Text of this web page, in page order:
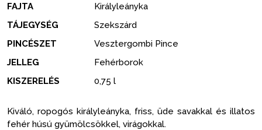
FAJTA
Királyleányka
TÁJEGYSÉG
Szekszárd
PINCÉSZET
Vesztergombi Pince
JELLEG
Fehérborok
KISZERELÉS
0,75 l
Kiváló, ropogós királyleányka, friss, üde savakkal és illatos
fehér húsú gyümölcsökkel, virágokkal.